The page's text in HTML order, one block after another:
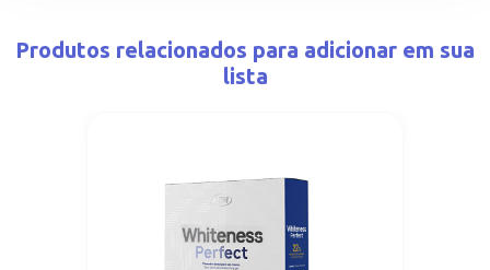
Produtos relacionados para adicionar em sua
lista